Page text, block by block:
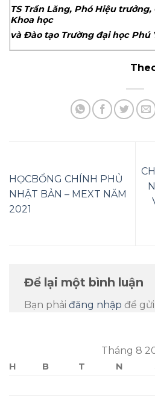
TS Trần Lăng, Phó Hiệu
Khoa học
và Đào tạo Trường đại học Phú
HỌCBỔNG CHÍNH PHỦ
NHẬT BẢN – MEXT NĂM
2021
Để lại một bình luận
Bạn phải đăng nhập để
Tháng 8
H B T N